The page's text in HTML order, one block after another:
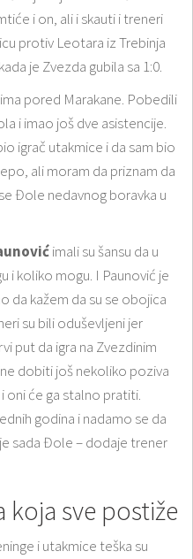
i on, ali i skauti i treneri
protiv Leotara iz Trebinja
je Zvezda gubila sa 1:0.
pored Marakane. Pobedili
i imao još dve asistencije.
igrač utakmice i da sam bio
ali moram da priznam da
Đole nedavnog boravka u
imali su šansu da u
i koliko mogu. I Paunović je
da kažem da su se obojica
su bili oduševljeni jer
put da igra na Zvezdinim
dobiti još nekoliko poziva
oni će ga stalno pratiti.
godina i nadamo se da
sada Đole – dodaje trener
koja sve postiže
i utakmice teška su